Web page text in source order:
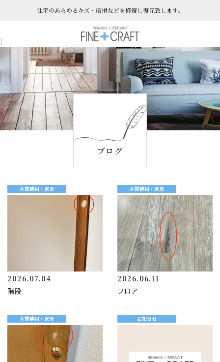
]
住宅のあらゆるキズ・破損などを​​​​​​​修復し復元致します。
ブログ
木質建材・家具
2026.07.04
階段
木質建材・家具
2026.06.11
フロア
木質建材・家具 お知らせ